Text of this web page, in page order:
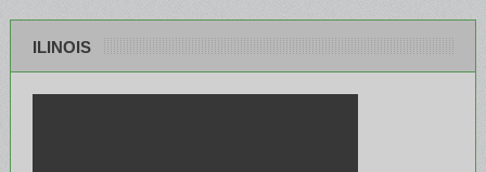
ILINOIS